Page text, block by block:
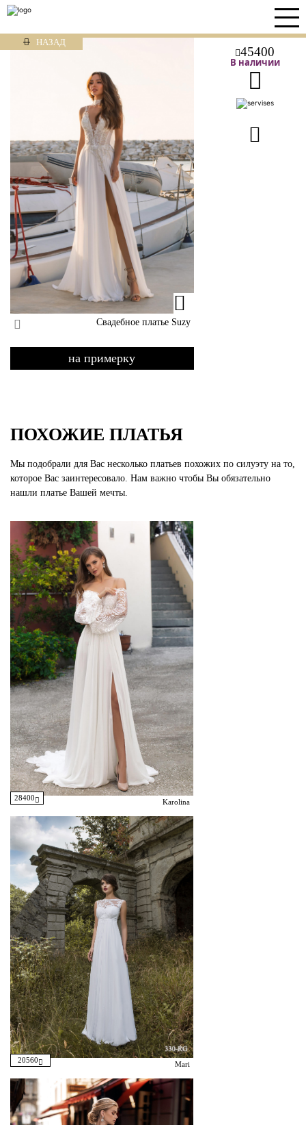
НАЗАД
45400
В наличии
Свадебное платье Suzy
на примерку
ПОХОЖИЕ ПЛАТЬЯ
Мы подобрали для Вас несколько платьев похожих по силуэту на то,
которое Вас заинтересовало. Нам важно чтобы Вы обязательно
нашли платье Вашей мечты.
28400 Karolina
20560 Mari